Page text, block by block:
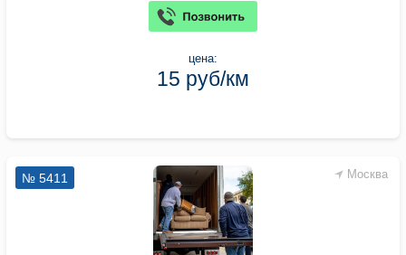
цена:
15 руб/км
Москва
№ 5411